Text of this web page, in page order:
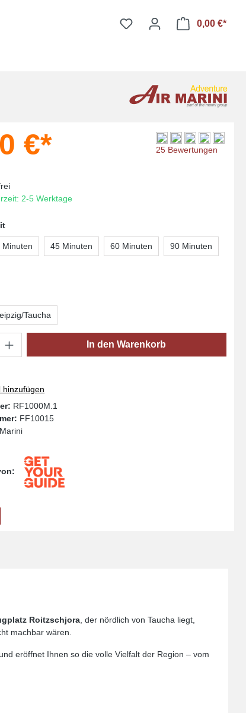
0,00 €*
€* Durchschnittliche
25 Bewertungen
2-5 Werktage
Minuten 45 Minuten 60 Minuten 90 Minuten
Taucha
Gib den gewünschten Wert ein
In den Warenkorb
hinzufügen
RF1000M.1
FF10015
Roitzschjora , der nördlich von Taucha liegt,
machbar wären.
eröffnet Ihnen so die volle Vielfalt der Region – vom